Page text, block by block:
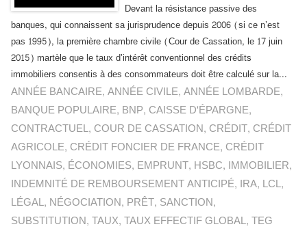
Devant la résistance passive des
banques, qui connaissent sa jurisprudence depuis 2006 (si ce n’est
pas 1995), la première chambre civile (Cour de Cassation, le 17 juin
2015) martèle que le taux d’intérêt conventionnel des crédits
immobiliers consentis à des consommateurs doit être calculé sur la...
ANNÉE BANCAIRE,ANNÉE CIVILE,ANNÉE LOMBARDE,
BANQUE POPULAIRE, BNP, CAISSE D'ÉPARGNE,
CONTRACTUEL, COUR DE CASSATION, CRÉDIT, CRÉDIT
AGRICOLE, CRÉDIT FONCIER DE FRANCE, CRÉDIT
LYONNAIS, ÉCONOMIES, EMPRUNT, HSBC, IMMOBILIER,
INDEMNITÉ DE REMBOURSEMENT ANTICIPÉ, IRA, LCL,
LÉGAL, NÉGOCIATION, PRÊT, SANCTION,
SUBSTITUTION,TAUX,TAUX EFFECTIF GLOBAL,TEG